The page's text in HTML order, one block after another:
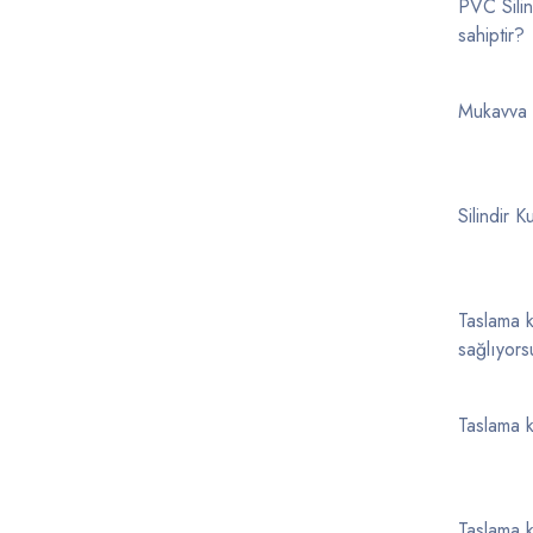
PVC
sahiptir?
Mukavva
Silindir
Taslama
Taslama